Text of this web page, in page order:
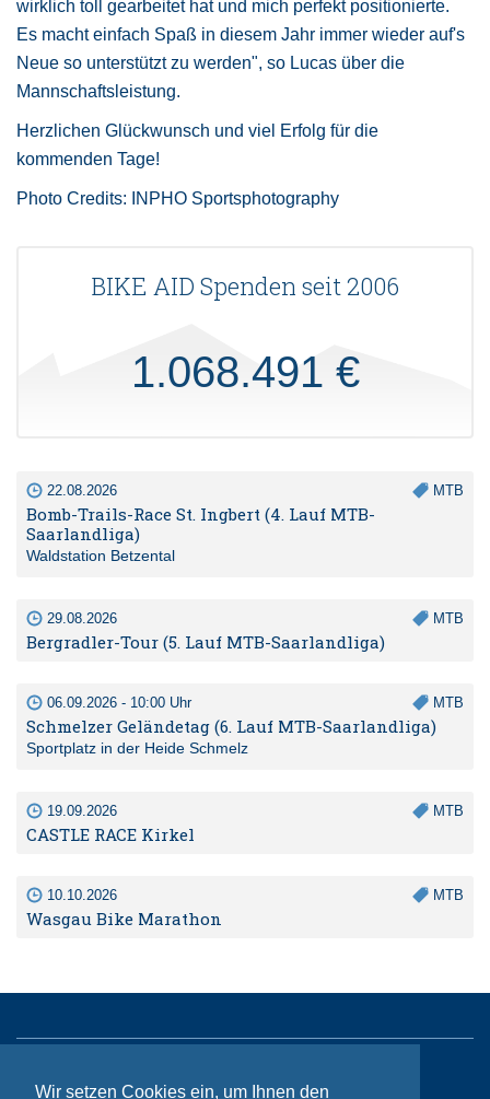
Wir setzen Cookies ein, um Ihnen den
wirklich toll gearbeitet hat und mich perfekt positionierte.
Es macht einfach Spaß in diesem Jahr immer wieder auf's
Neue so unterstützt zu werden", so Lucas über die
Mannschaftsleistung.
Herzlichen Glückwunsch und viel Erfolg für die
kommenden Tage!
Photo Credits: INPHO Sportsphotography
BIKE AID Spenden seit 2006
1.068.491 €
22.08.2026 MTB
Bomb-Trails-Race St. Ingbert (4. Lauf MTB-
Saarlandliga)
Waldstation Betzental
29.08.2026 MTB
Bergradler-Tour (5. Lauf MTB-Saarlandliga)
06.09.2026 - 10:00 Uhr MTB
Schmelzer Geländetag (6. Lauf MTB-Saarlandliga)
Sportplatz in der Heide Schmelz
19.09.2026 MTB
CASTLE RACE Kirkel
10.10.2026 MTB
Wasgau Bike Marathon
Sitemap